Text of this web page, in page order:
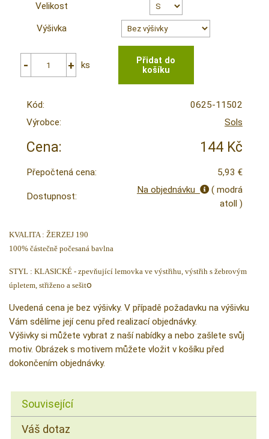
Velikost
Výšivka
ks
Kód:
0625-11502
Výrobce:
Sols
Cena: 144 Kč
Přepočtená cena: 5,93 €
Dostupnost:
Na objednávku
( modrá
atoll )
KVALITA : ŽERZEJ 190
100% částečně počesaná bavlna
STYL : KLASICKÉ - zpevňující lemovka ve výstřihu, výstřih s žebrovým
úpletem, střiženo a sešito
Uvedená cena je bez výšivky. V případě požadavku na výšivku
Vám sdělíme její cenu před realizací objednávky.
Výšivky si můžete vybrat z naší nabídky a nebo zašlete svůj
motiv. Obrázek s motivem můžete vložit v košíku před
dokončením objednávky.
Související
Váš dotaz